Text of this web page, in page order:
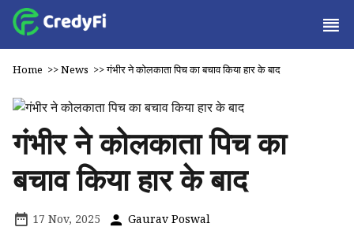
Home >>News >>गंभीर ने कोलकाता पिच का बचाव किया हार के बाद
गंभीर ने कोलकाता पिच का
बचाव किया हार के बाद
17 Nov, 2025 Gaurav Poswal